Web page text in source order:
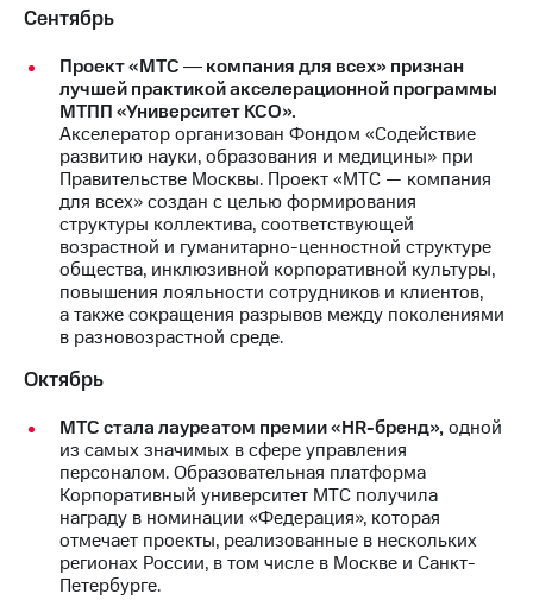
Собрания
Личный
кабинет
акционера
Акционерный
капитал
Контроль
и
аудит
Рынок
акций
Описание
Программа
Порядок
акций
Дивиденды
Рынок
облигаций
Описание
Еврооблигации-2023
Уведомление
Сентябрь
Проект «МТС ― компания для всех» признан
лучшей практикой акселерационной программы
МТПП «Университет КСО».
Акселератор организован Фондом «Содействие
развитию науки, образования и медицины» при
Правительстве Москвы. Проект «МТС — компания
для всех» создан с целью формирования
структуры коллектива, соответствующей
возрастной и гуманитарно-ценностной структуре
общества, инклюзивной корпоративной культуры,
повышения лояльности сотрудников и клиентов,
а также сокращения разрывов между поколениями
в разновозрастной среде.
Октябрь
МТС стала лауреатом премии «HR-бренд»,одной
из самых значимых в сфере управления
персоналом. Образовательная платформа
Корпоративный университет МТС получила
награду в номинации «Федерация», которая
отмечает проекты, реализованные в нескольких
регионах России, в том числе в Москве и Санкт-
Петербурге.